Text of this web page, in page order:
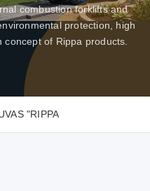
combustion forklifts and
protection, high
of Rippa products.
"RIPPA